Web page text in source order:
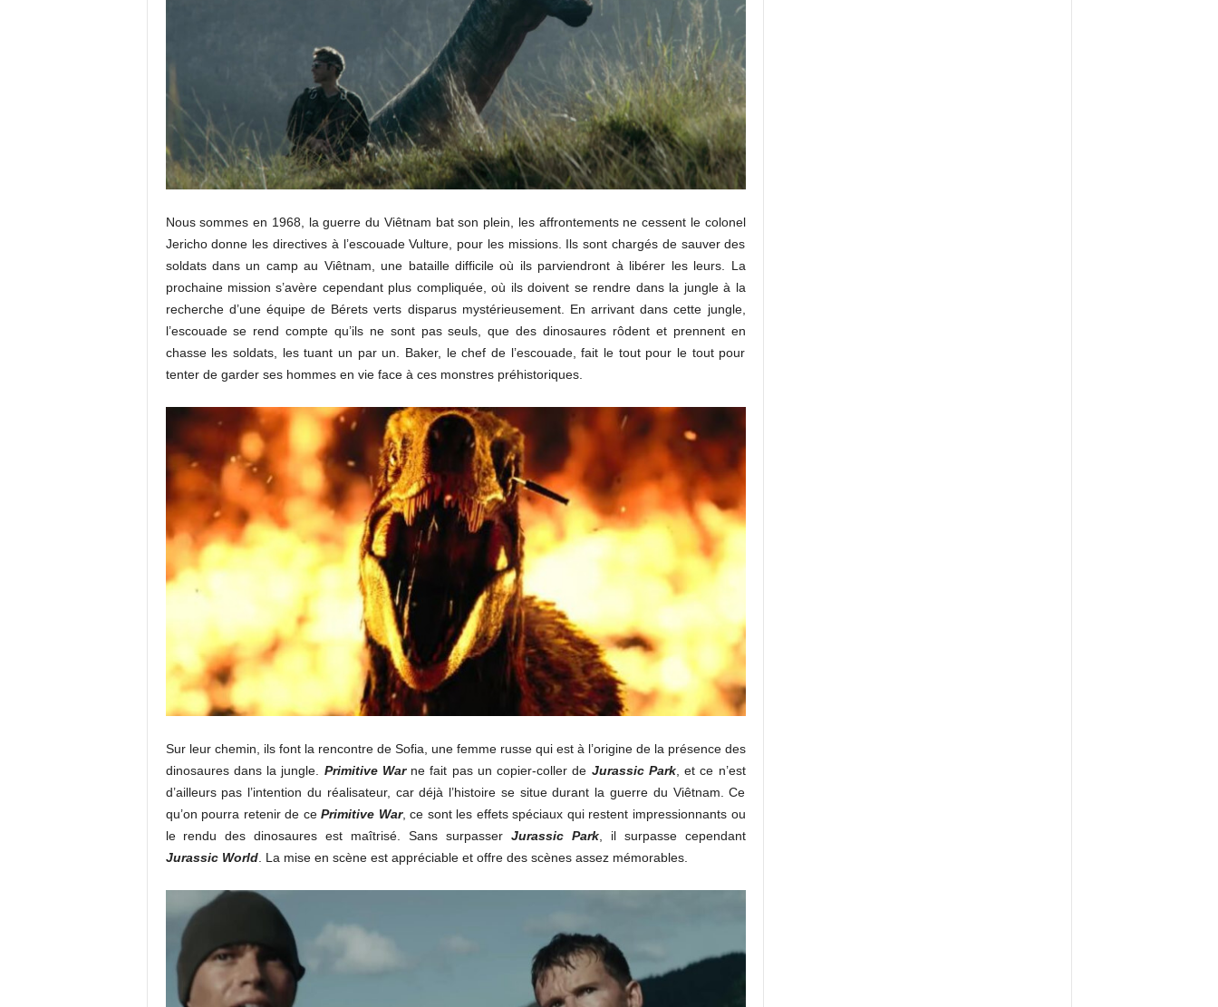
Nous sommes en 1968, la guerre du Viêtnam bat son plein, les affrontements ne cessent le colonel
Jericho donne les directives à l’escouade Vulture, pour les missions. Ils sont chargés de sauver des
soldats dans un camp au Viêtnam, une bataille difficile où ils parviendront à libérer les leurs. La
prochaine mission s’avère cependant plus compliquée, où ils doivent se rendre dans la jungle à la
recherche d’une équipe de Bérets verts disparus mystérieusement. En arrivant dans cette jungle,
l’escouade se rend compte qu’ils ne sont pas seuls, que des dinosaures rôdent et prennent en
chasse les soldats, les tuant un par un. Baker, le chef de l’escouade, fait le tout pour le tout pour
tenter de garder ses hommes en vie face à ces monstres préhistoriques.
Sur leur chemin, ils font la rencontre de Sofia, une femme russe qui est à l’origine de la présence des
dinosaures dans la jungle. Primitive War ne fait pas un copier-coller de Jurassic Park, et ce n’est
d’ailleurs pas l’intention du réalisateur, car déjà l’histoire se situe durant la guerre du Viêtnam. Ce
qu’on pourra retenir de cePrimitive War, ce sont les effets spéciaux qui restent impressionnants ou
le rendu des dinosaures est maîtrisé. Sans surpasserJurassic Park, il surpasse cependant
Jurassic World. La mise en scène est appréciable et offre des scènes assez mémorables.